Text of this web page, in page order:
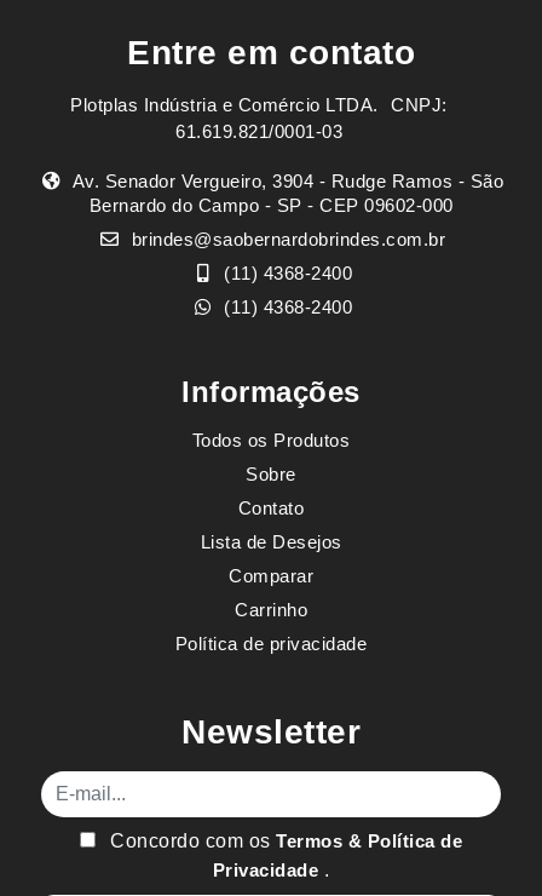
Entre em contato
Plotplas Indústria e Comércio LTDA. ㅤㅤㅤ CNPJ:
61.619.821/0001-03
Av. Senador Vergueiro, 3904 - Rudge Ramos - São
Bernardo do Campo - SP - CEP 09602-000
brindes@saobernardobrindes.com.br
(11) 4368-2400
(11) 4368-2400
Informações
Todos os Produtos
Sobre
Contato
Lista de Desejos
Comparar
Carrinho
Política de privacidade
Newsletter
E-mail
Concordo com osTermos & Política de
Privacidade .